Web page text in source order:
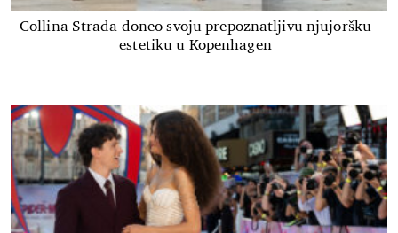
Collina Strada doneo svoju prepoznatljivu njujoršku
estetiku u Kopenhagen